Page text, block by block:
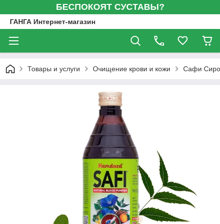
БЕСПОКОЯТ СУСТАВЫ?
ГАНГА Интернет-магазин
Товары и услуги Очищение крови и кожи Сафи